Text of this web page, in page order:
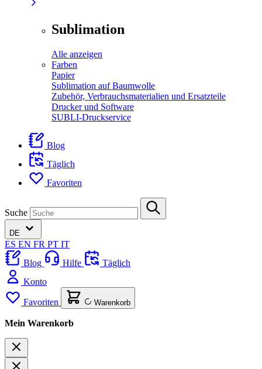
Sublimation
Alle anzeigen
Farben
Papier
Sublimation auf Baumwolle
Zubehör, Verbrauchsmaterialien und Ersatzteile
Drucker und Software
SUBLI-Druckservice
Blog
Täglich
Favoriten
Suche
DE
ES EN FR PT IT
Blog
Hilfe
Täglich
Konto
Favoriten Warenkorb
Mein Warenkorb